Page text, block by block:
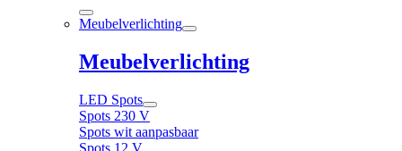
Meubelverlichting
Meubelverlichting
LED Spots
Spots 230 V
Spots wit aanpasbaar
Spots 12 V